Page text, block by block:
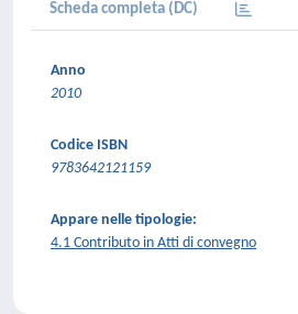
Scheda completa (DC)
Anno
2010
Codice ISBN
9783642121159
Appare nelle tipologie:
4.1 Contributo in Atti di convegno